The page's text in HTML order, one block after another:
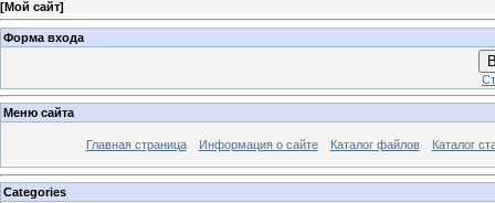
[Мой сайт]
Форма входа
Меню сайта
Главная страница Информация о сайте Каталог файлов Каталог
Categories